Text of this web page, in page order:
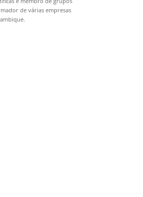
de várias empresas